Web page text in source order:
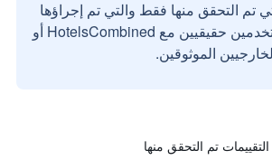
تم التحقق منها فقط والتي تم إجراؤها
بواسطة مستخدمين حقيقيين مع HotelsCombined أو
الموثوقين.